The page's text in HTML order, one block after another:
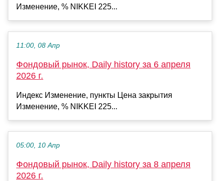
Изменение, % NIKKEI 225...
11:00, 08 Апр
Фондовый рынок, Daily history за 6 апреля
2026 г.
Индекс Изменение, пункты Цена закрытия
Изменение, % NIKKEI 225...
05:00, 10 Апр
Фондовый рынок, Daily history за 8 апреля
2026 г.